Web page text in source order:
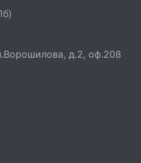
д.2, оф.208